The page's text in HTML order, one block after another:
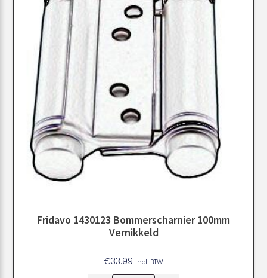
Fridavo 1430123 Bommerscharnier 100mm
Vernikkeld
€33.99 Incl. BTW